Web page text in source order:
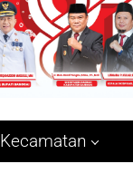
Kecamatan